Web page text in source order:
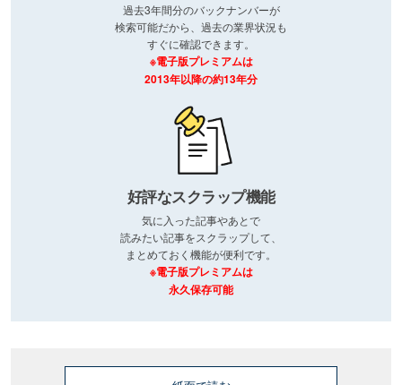
過去3年間分のバックナンバーが
検索可能だから、過去の業界状況も
すぐに確認できます。
※電子版プレミアムは
2013年以降の約13年分
好評なスクラップ機能
気に入った記事やあとで
読みたい記事をスクラップして、
まとめておく機能が便利です。
※電子版プレミアムは
永久保存可能